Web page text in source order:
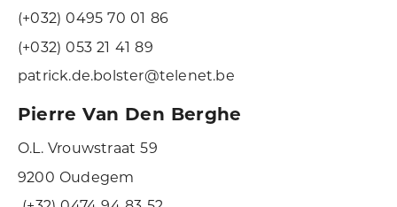
(+032) 0495 70 01 86
(+032) 053 21 41 89
patrick.de.bolster@telenet.be
Pierre Van Den Berghe
O.L. Vrouwstraat 59
9200 Oudegem